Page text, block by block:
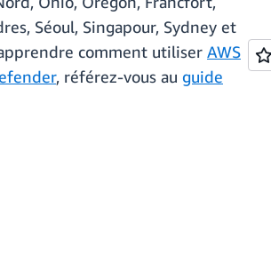
Séoul, Singapour, Sydney et
comment utiliser AWS
, référez-vous au guide